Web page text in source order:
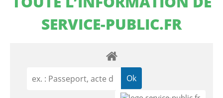
SERVICE-PUBLIC.FR